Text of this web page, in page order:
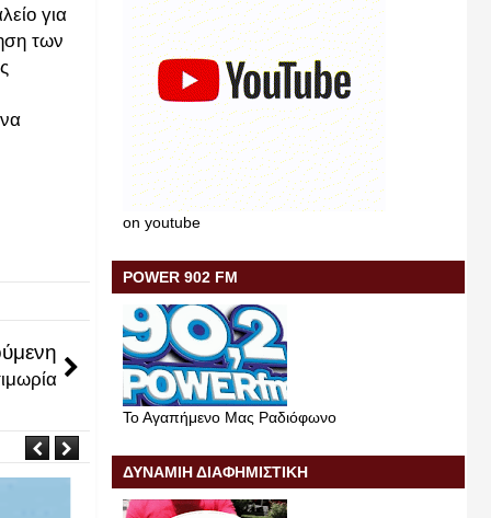
για
των
on youtube
POWER 902 FM
Το Αγαπήμενο Μας Ραδιόφωνο
ΔΥΝΑΜΙΗ ΔΙΑΦΗΜΙΣΤΙΚΗ